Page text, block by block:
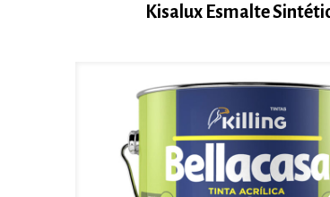
Kisalux Esmalte